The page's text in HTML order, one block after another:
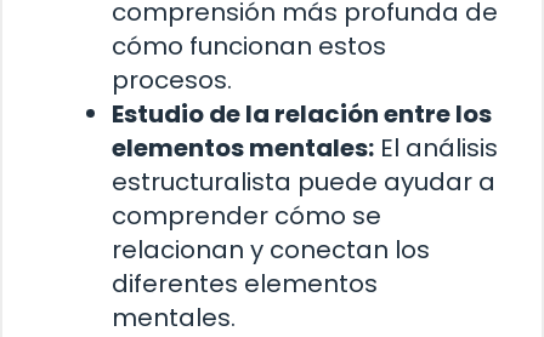
comprensión más profunda de
cómo funcionan estos
procesos.
Estudio de la relación entre los
elementos mentales: El análisis
estructuralista puede ayudar a
comprender cómo se
relacionan y conectan los
diferentes elementos
mentales.